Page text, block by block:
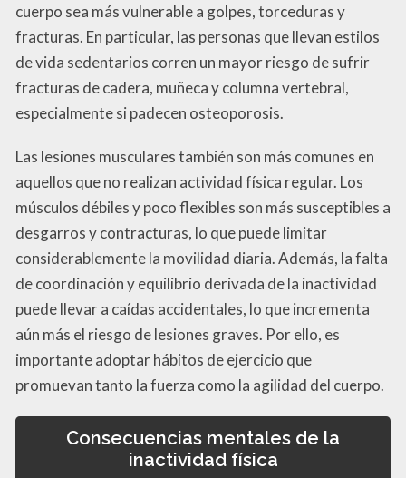
cuerpo sea más vulnerable a golpes, torceduras y
fracturas. En particular, las personas que llevan estilos
de vida sedentarios corren un mayor riesgo de sufrir
fracturas de cadera, muñeca y columna vertebral,
especialmente si padecen osteoporosis.
Las lesiones musculares también son más comunes en
aquellos que no realizan actividad física regular. Los
músculos débiles y poco flexibles son más susceptibles a
desgarros y contracturas, lo que puede limitar
considerablemente la movilidad diaria. Además, la falta
de coordinación y equilibrio derivada de la inactividad
puede llevar a caídas accidentales, lo que incrementa
aún más el riesgo de lesiones graves. Por ello, es
importante adoptar hábitos de ejercicio que
promuevan tanto la fuerza como la agilidad del cuerpo.
Consecuencias mentales de la
inactividad física